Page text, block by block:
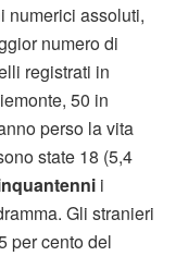
numerici assoluti,
numero di
registrati in
50 in
perso la vita
state 18 (5,4
i
Gli stranieri
per cento del